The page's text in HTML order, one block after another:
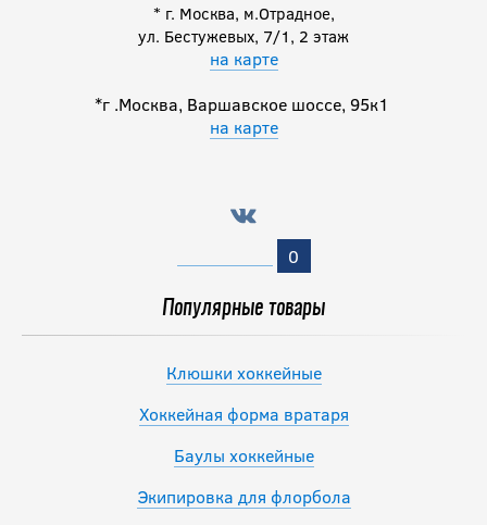
* г. Москва, м.Отрадное,
ул. Бестужевых, 7/1, 2 этаж
на карте
*г .Москва, Варшавское шоссе, 95к1
на карте
0
Популярные товары
Клюшки хоккейные
Хоккейная форма вратаря
Баулы хоккейные
Экипировка для флорбола